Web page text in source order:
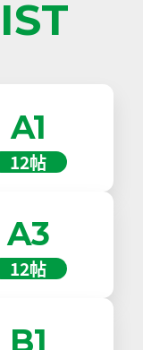
A1
12帖
A3
12帖
B1